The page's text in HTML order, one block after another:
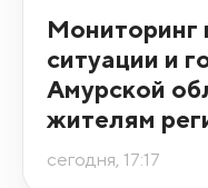
Мониторинг
ситуации и
Амурской
жителям
сегодня, 17:17